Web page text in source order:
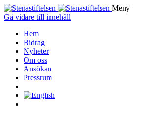
Meny
Gå vidare till innehåll
Hem
Bidrag
Nyheter
Om oss
Ansökan
Pressrum